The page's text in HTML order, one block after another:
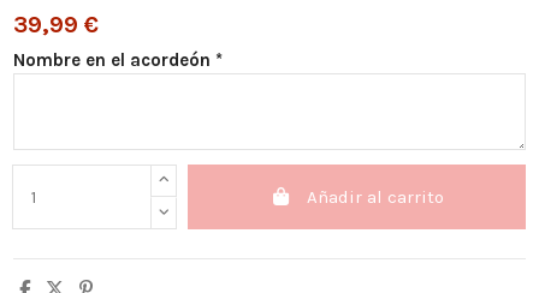
39,99 €
Nombre en el acordeón *
Añadir al carrito